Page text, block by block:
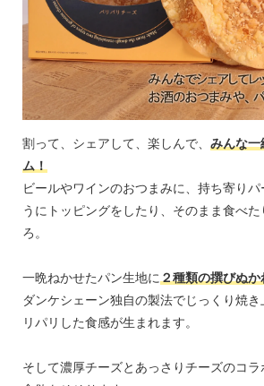
割って、シェアして、楽しんで、 みんな一
ム！
ビールやワインのおつまみに、持ち寄りパ
うにトッピングをしたり、そのまま食べ
ろ。
一晩ねかせたパン生地に ２種類の撰びぬ
ダンケシェーン独自の製法でじっくり焼
リパリした食感が生まれます。
そして濃厚チーズとあっさりチーズのコ